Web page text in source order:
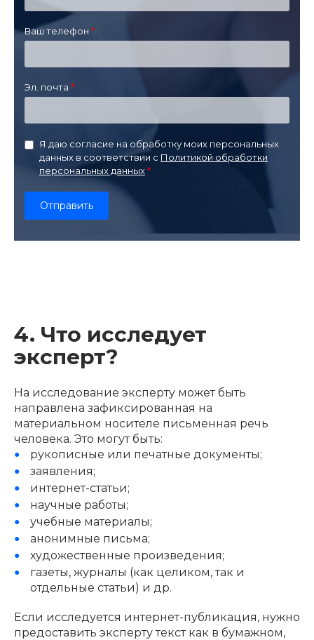
Ваш телефон
Эл. почта
Я даю согласие на обработку моих персональных
данных в соответствии с Политикой обработки
персональных данных
4. Что исследует
эксперт?
На исследование эксперту может быть
направлена зафиксированная на
материальном носителе письменная речь
человека. Это могут быть:
рукописные или печатные документы;
заявления;
интернет-статьи;
научные работы;
учебные материалы;
анонимные письма;
художественные произведения;
газеты, журналы (как целиком, так и
отдельные статьи) и др.
Если исследуется интернет-публикация, нужно
предоставить эксперту текст как в бумажном,